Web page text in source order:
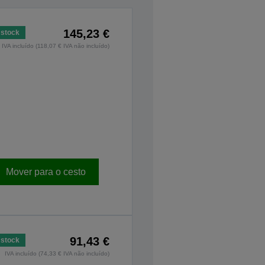
145,23 €
IVA incluído (118,07 € IVA não incluído)
Mover para o cesto
91,43 €
IVA incluído (74,33 € IVA não incluído)